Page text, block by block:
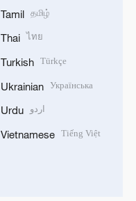
Tamil தமிழ்
Thai ไทย
Turkish Türkçe
Ukrainian Українська
Urdu اردو
Vietnamese Tiếng Việt